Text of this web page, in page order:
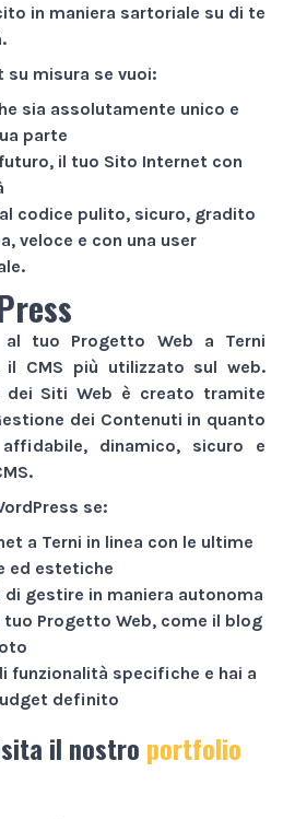
in maniera sartoriale su di te
su misura se vuoi:
sia assolutamente unico e
parte
il tuo Sito Internet con
codice pulito, sicuro, gradito
veloce e con una user
al tuo Progetto Web a Terni
il CMS più utilizzato sul web.
dei Siti Web è creato tramite
dei Contenuti in quanto
dinamico, sicuro e
se:
a Terni in linea con le ultime
ed estetiche
gestire in maniera autonoma
tuo Progetto Web, come il blog
funzionalità specifiche e hai a
definito
il nostro portfolio